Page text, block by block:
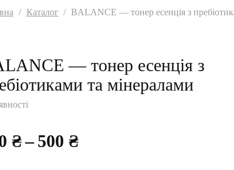
/ Каталог / BALANCE — тонер есенція з
— тонер есенція з
та мінералами
₴– 500 ₴Діапазон